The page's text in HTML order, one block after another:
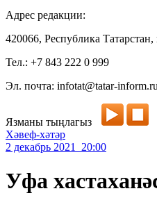
Адрес редакции:
420066, Республика
Тел.: +7 843 222 0 999
Эл. почта: infotat@tatar-inform.ru
Язманы тыңлагыз
Хәвеф-хәтәр
2 декабрь 2021 20:00
Уфа